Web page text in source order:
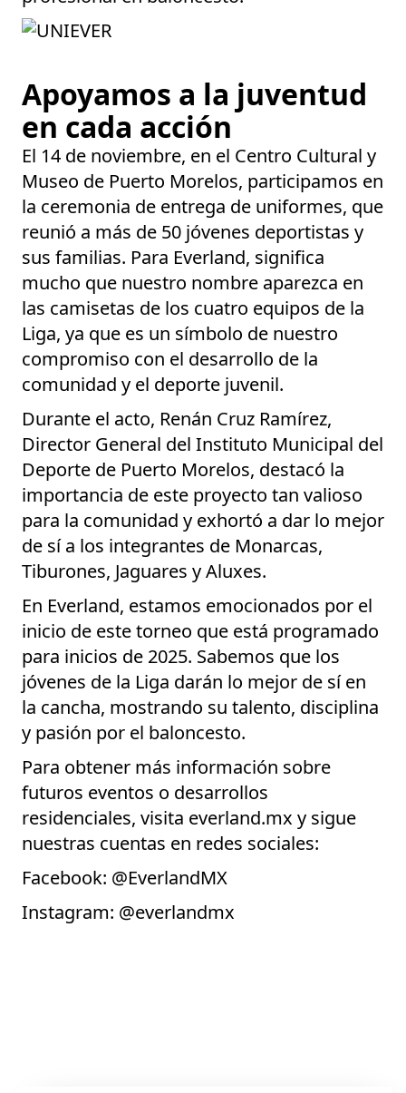
Apoyamos a la juventud
en cada acción
El 14 de noviembre, en el Centro Cultural y
Museo de Puerto Morelos, participamos en
la ceremonia de entrega de uniformes, que
reunió a más de 50 jóvenes deportistas y
sus familias. Para Everland, significa
mucho que nuestro nombre aparezca en
las camisetas de los cuatro equipos de la
Liga, ya que es un símbolo de nuestro
compromiso con el desarrollo de la
comunidad y el deporte juvenil.
Durante el acto, Renán Cruz Ramírez,
Director General del Instituto Municipal del
Deporte de Puerto Morelos, destacó la
importancia de este proyecto tan valioso
para la comunidad y exhortó a dar lo mejor
de sí a los integrantes de Monarcas,
Tiburones, Jaguares y Aluxes.
En Everland, estamos emocionados por el
inicio de este torneo que está programado
para inicios de 2025. Sabemos que los
jóvenes de la Liga darán lo mejor de sí en
la cancha, mostrando su talento, disciplina
y pasión por el baloncesto.
Para obtener más información sobre
futuros eventos o desarrollos
residenciales, visita everland.mx y sigue
nuestras cuentas en redes sociales:
Facebook: @EverlandMX
Instagram: @everlandmx